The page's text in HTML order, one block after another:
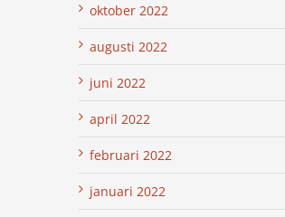
oktober 2022
augusti 2022
juni 2022
april 2022
februari 2022
januari 2022